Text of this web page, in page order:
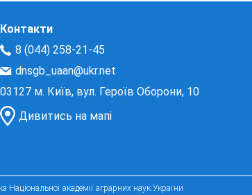
Контакти
8 (044) 258-21-45
dnsgb_uaan@ukr.net
03127 м. Київ, вул. Героїв Оборони, 10
Дивитись на мапі
Національної академії аграрних наук України